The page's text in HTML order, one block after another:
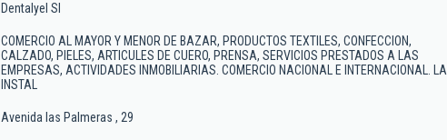
Dentalyel Sl
COMERCIO AL MAYOR Y MENOR DE BAZAR, PRODUCTOS TEXTILES, CONFECCION,
CALZADO, PIELES, ARTICULES DE CUERO, PRENSA, SERVICIOS PRESTADOS A LAS
EMPRESAS, ACTIVIDADES INMOBILIARIAS. COMERCIO NACIONAL E INTERNACIONAL. LA
INSTAL
Avenida las Palmeras , 29